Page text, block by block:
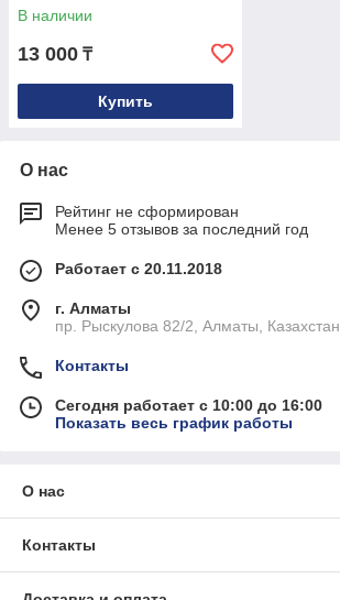
В наличии
13 000 ₸
Купить
О нас
Рейтинг не сформирован
Менее 5 отзывов за последний год
Работает с 20.11.2018
г. Алматы
пр. Рыскулова 82/2, Алматы, Казахстан
Контакты
Сегодня работает с 10:00 до 16:00
Показать весь график работы
О нас
Контакты